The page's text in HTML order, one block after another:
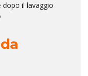
dopo il lavaggio